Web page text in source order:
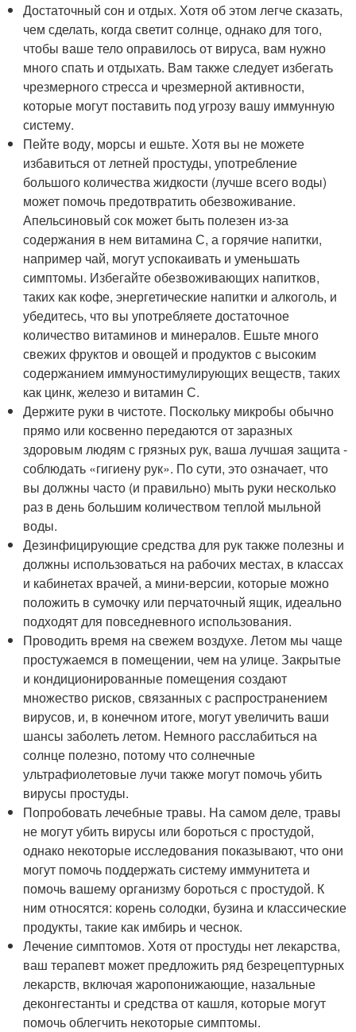
Достаточный сон и отдых. Хотя об этом легче сказать,
чем сделать, когда светит солнце, однако для того,
чтобы ваше тело оправилось от вируса, вам нужно
много спать и отдыхать. Вам также следует избегать
чрезмерного стресса и чрезмерной активности,
которые могут поставить под угрозу вашу иммунную
систему.
Пейте воду, морсы и ешьте. Хотя вы не можете
избавиться от летней простуды, употребление
большого количества жидкости (лучше всего воды)
может помочь предотвратить обезвоживание.
Апельсиновый сок может быть полезен из-за
содержания в нем витамина С, а горячие напитки,
например чай, могут успокаивать и уменьшать
симптомы. Избегайте обезвоживающих напитков,
таких как кофе, энергетические напитки и алкоголь, и
убедитесь, что вы употребляете достаточное
количество витаминов и минералов. Ешьте много
свежих фруктов и овощей и продуктов с высоким
содержанием иммуностимулирующих веществ, таких
как цинк, железо и витамин С.
Держите руки в чистоте. Поскольку микробы обычно
прямо или косвенно передаются от заразных
здоровым людям с грязных рук, ваша лучшая защита -
соблюдать «гигиену рук». По сути, это означает, что
вы должны часто (и правильно) мыть руки несколько
раз в день большим количеством теплой мыльной
воды.
Дезинфицирующие средства для рук также полезны и
должны использоваться на рабочих местах, в классах
и кабинетах врачей, а мини-версии, которые можно
положить в сумочку или перчаточный ящик, идеально
подходят для повседневного использования.
Проводить время на свежем воздухе. Летом мы чаще
простужаемся в помещении, чем на улице. Закрытые
и кондиционированные помещения создают
множество рисков, связанных с распространением
вирусов, и, в конечном итоге, могут увеличить ваши
шансы заболеть летом. Немного расслабиться на
солнце полезно, потому что солнечные
ультрафиолетовые лучи также могут помочь убить
вирусы простуды.
Попробовать лечебные травы. На самом деле, травы
не могут убить вирусы или бороться с простудой,
однако некоторые исследования показывают, что они
могут помочь поддержать систему иммунитета и
помочь вашему организму бороться с простудой. К
ним относятся: корень солодки, бузина и классические
продукты, такие как имбирь и чеснок.
Лечение симптомов. Хотя от простуды нет лекарства,
ваш терапевт может предложить ряд безрецептурных
лекарств, включая жаропонижающие, назальные
деконгестанты и средства от кашля, которые могут
помочь облегчить некоторые симптомы.